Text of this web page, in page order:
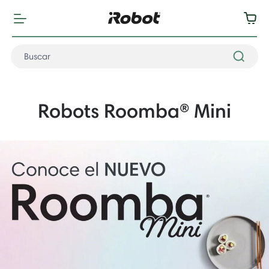
Robots Roomba® Mini